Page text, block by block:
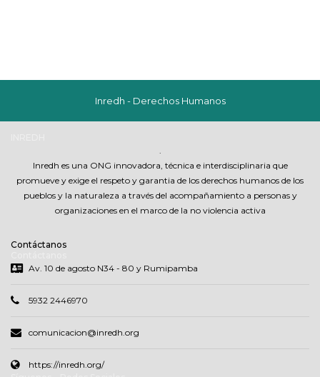
Inredh - Derechos Humanos
.
Inredh es una ONG innovadora, técnica e interdisciplinaria que
promueve y exige el respeto y garantia de los derechos humanos de los
pueblos y la naturaleza a través del acompañamiento a personas y
organizaciones en el marco de la no violencia activa
Contáctanos
Av. 10 de agosto N34 - 80 y Rumipamba
5932 2446970
comunicacion@inredh.org
https://inredh.org/